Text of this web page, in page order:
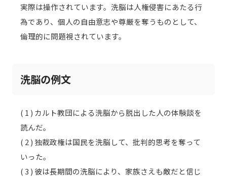
実際は操作されています。洗脳は人権侵害にあたる行
為であり、個人の自由意志や尊厳を奪うものとして、
倫理的に問題視されています。
洗脳の例文
( 1 ) カルト教団による洗脳から脱出した人の体験談を
読んだ。
( 2 ) 独裁政権は国民を洗脳して、批判的思考を奪って
いった。
( 3 ) 彼は長期間の洗脳により、家族さえも敵だと信じ